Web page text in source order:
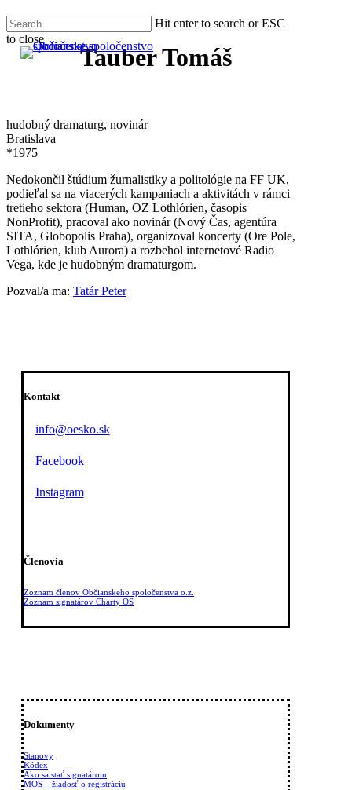
to
main
content
Hit enter to search or ESC
to close
Close
Tauber Tomáš
hudobný dramaturg, novinár
Bratislava
*1975
Nedokončil štúdium žurnalistiky a politológie na FF UK,
podieľal sa na viacerých kampaniach a aktivitách v rámci
tretieho sektora (Human, OZ Lothlórien, časopis
NonProfit), pracoval ako novinár (Nový Čas, agentúra
SITA, Globopolis Praha), organizoval koncerty (Ore Pole,
Lothlórien, klub Aurora) a rozbehol internetové Radio
Vega, kde je hudobným dramaturgom.
Pozval/a ma: Tatár Peter
Kontakt
info@oesko.sk
Facebook
Instagram
Členovia
Zoznam členov Občianskeho spoločenstva o.z.
Zoznam signatárov Charty OS
Dokumenty
Stanovy
Kódex
Ako sa stať signatárom
MOS – žiadosť o registráciu